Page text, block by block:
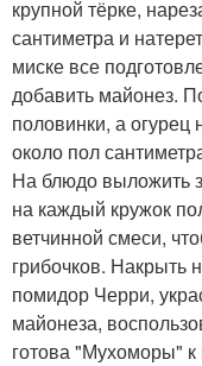
крупной тёрке,
сантиметра и
миске все
добавить майонез.
половинки, а огурец
около пол
На блюдо выложить
на каждый кружок
ветчинной смеси,
грибочков. Накрыть
помидор Черри,
майонеза,
готова "Мухоморы" к